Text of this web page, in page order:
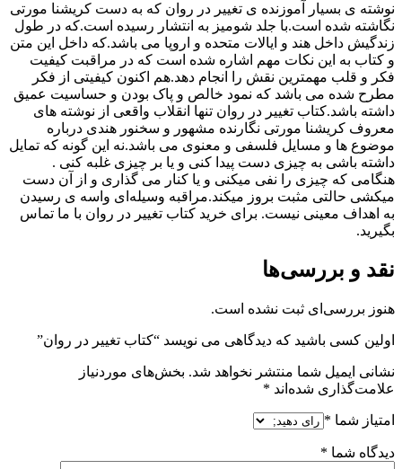
نوشته ی بسیار آموزنده ی تغییر در روان که به دست کریشنا مورتی
نگاشته شده است.با جلد شومیز به انتشار رسیده است.که در طول
زندگیش داخل هند و ایالات متحده و اروپا می باشد.که داخل این متن
و کتاب به این نکات مهم اشاره شده است که در مراقبت کیفیت
فکر و قلب مهمترین نقش را انجام دهد.هم اکنون کیفیتی از فکر
مطرح شده می باشد که نمود خالص و پاک‌ بودن و حساسیت عمیق
داشته باشد.کتاب تغییر در روان تنها انقلاب واقعی از نوشته های
معروف کریشنا مورتی نگارنده مشهور و سخنور هندی درباره
موضوع ها و مسایل فلسفی و معنوی می باشد.نه این گونه که تمایل
داشته باشی به چیزی دست پیدا کنی و یا بر چیزی غلبه کنی .
هنگامی که چیزی را نفی میکنی و یا کنار می گذاری و از آن دست
میکشی حالتی مثبت بروز میکند.مراقبه وسیله‌ای واسه ی رسیدن
به اهداف معینی نیست. برای خرید کتاب تغییر در روان با ما تماس
بگیرید.
نقد و بررسی‌ها
هنوز بررسی‌ای ثبت نشده است.
اولین کسی باشید که دیدگاهی می نویسد “کتاب تغییر در روان”
نشانی ایمیل شما منتشر نخواهد شد. بخش‌های موردنیاز
علامت‌گذاری شده‌اند *
امتیاز شما *
دیدگاه شما *